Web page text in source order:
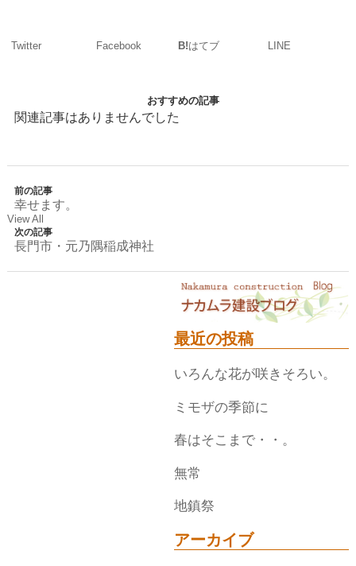
Twitter Facebook B!はてブ LINE
おすすめの記事
関連記事はありませんでした
前の記事
幸せます。
View All
次の記事
長門市・元乃隅稲成神社
最近の投稿
いろんな花が咲きそろい。
ミモザの季節に
春はそこまで・・。
無常
地鎮祭
アーカイブ